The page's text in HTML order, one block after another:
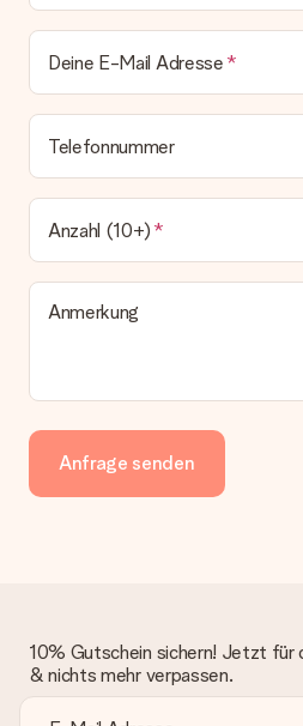
Deine E-Mail Adresse
Telefonnummer
Anzahl (10+)
Anmerkung
Anfrage senden
10% Gutschein sichern! Jetzt für
& nichts mehr verpassen.